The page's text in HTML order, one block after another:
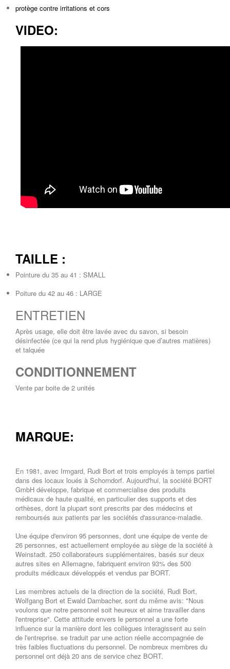
protège contre irritations et cors
VIDEO:
TAILLE :
Pointure du 35 au 41 : SMALL
Poiture du 42 au 46 : LARGE
ENTRETIEN
Après usage, elle doit être lavée avec du savon, si besoin
désinfectée (ce qui la rend plus hygiénique que d’autres matières)
et talquée
CONDITIONNEMENT
Vente par boite de 2 unités
MARQUE:
En 1981, avec Irmgard, Rudi Bort et trois employés à temps partiel
dans des locaux loués à Schorndorf. Aujourd'hui, la société BORT
GmbH développe, fabrique et commercialise des produits
médicaux de haute qualité, en particulier des supports et des
orthèses, dont la plupart sont prescrits par des médecins et
remboursés aux patients par les sociétés d'assurance-maladie.
Une équipe d'environ 95 personnes, dont une équipe de vente de
26 personnes, est actuellement employée au siège de la société à
Weinstadt. 250 collaborateurs supplémentaires, basés sur deux
autres sites en Allemagne, fabriquent environ 93% des 500
produits médicaux développés et vendus par BORT.
Les membres actuels de la direction de la société, Rudi Bort,
Wolfgang Bort et Ewald Dambacher, sont du même avis: "Nous
voulons que notre personnel soit heureux et aime travailler dans
l'entreprise". Cette attitude envers le personnel a une forte
influence sur la manière dont les collègues interagissent au sein
de l'entreprise. se traduit par une action réelle accompagnée de
très faibles fluctuations du personnel. De nombreux membres du
personnel ont déjà 20 ans de service chez BORT.